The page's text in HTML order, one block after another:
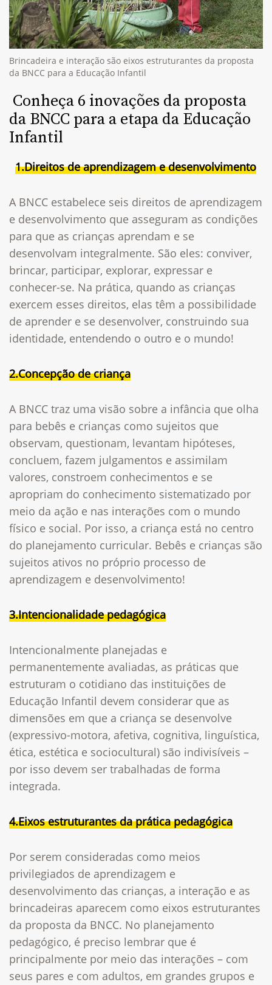
Brincadeira e interação são eixos estruturantes da proposta
da BNCC para a Educação Infantil
Conheça 6 inovações da proposta
da BNCC para a etapa da Educação
Infantil
1.Direitos de aprendizagem e desenvolvimento
A BNCC estabelece seis direitos de aprendizagem
e desenvolvimento que asseguram as condições
para que as crianças aprendam e se
desenvolvam integralmente. São eles: conviver,
brincar, participar, explorar, expressar e
conhecer-se. Na prática, quando as crianças
exercem esses direitos, elas têm a possibilidade
de aprender e se desenvolver, construindo sua
identidade, entendendo o outro e o mundo!
2.Concepção de criança
A BNCC traz uma visão sobre a infância que olha
para bebês e crianças como sujeitos que
observam, questionam, levantam hipóteses,
concluem, fazem julgamentos e assimilam
valores, constroem conhecimentos e se
apropriam do conhecimento sistematizado por
meio da ação e nas interações com o mundo
físico e social. Por isso, a criança está no centro
do planejamento curricular. Bebês e crianças são
sujeitos ativos no próprio processo de
aprendizagem e desenvolvimento!
3.Intencionalidade pedagógica
Intencionalmente planejadas e
permanentemente avaliadas, as práticas que
estruturam o cotidiano das instituições de
Educação Infantil devem considerar que as
dimensões em que a criança se desenvolve
(expressivo-motora, afetiva, cognitiva, linguística,
ética, estética e sociocultural) são indivisíveis –
por isso devem ser trabalhadas de forma
integrada.
4.Eixos estruturantes da prática pedagógica
Por serem consideradas como meios
privilegiados de aprendizagem e
desenvolvimento das crianças, a interação e as
brincadeiras aparecem como eixos estruturantes
da proposta da BNCC. No planejamento
pedagógico, é preciso lembrar que é
principalmente por meio das interações – com
seus pares e com adultos, em grandes grupos e